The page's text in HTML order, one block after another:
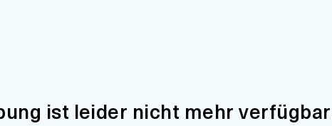
ist leider nicht mehr